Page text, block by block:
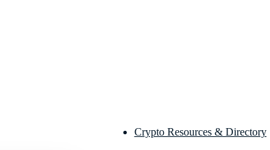
Crypto Resources & Directory